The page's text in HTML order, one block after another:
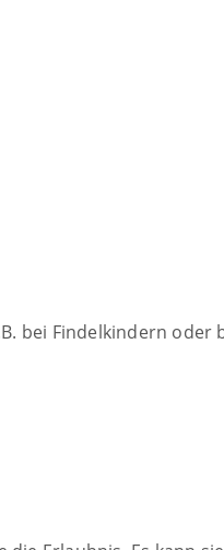
bei Findelkindern oder